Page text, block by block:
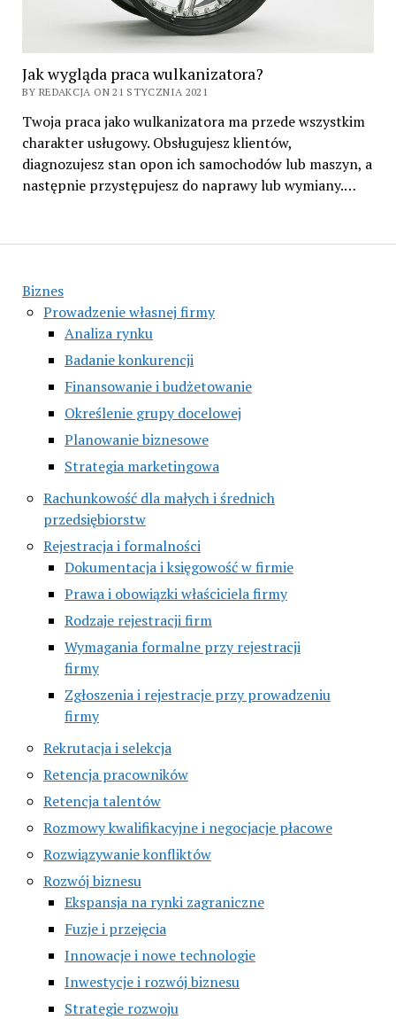
Biznes
Prowadzenie własnej firmy
Analiza rynku
Badanie konkurencji
Finansowanie i budżetowanie
Określenie grupy docelowej
Planowanie biznesowe
Strategia marketingowa
Rachunkowość dla małych i średnich
przedsiębiorstw
Rejestracja i formalności
Dokumentacja i księgowość w firmie
Prawa i obowiązki właściciela firmy
Rodzaje rejestracji firm
Wymagania formalne przy rejestracji
firmy
Zgłoszenia i rejestracje przy prowadzeniu
firmy
Rekrutacja i selekcja
Retencja pracowników
Retencja talentów
Rozmowy kwalifikacyjne i negocjacje płacowe
Rozwiązywanie konfliktów
Rozwój biznesu
Ekspansja na rynki zagraniczne
Fuzje i przejęcia
Innowacje i nowe technologie
Inwestycje i rozwój biznesu
Strategie rozwoju
Jak wygląda praca wulkanizatora?
BY REDAKCJA ON 21 STYCZNIA 2021
Twoja praca jako wulkanizatora ma przede wszystkim
charakter usługowy. Obsługujesz klientów,
diagnozujesz stan opon ich samochodów lub maszyn, a
następnie przystępujesz do naprawy lub wymiany.…